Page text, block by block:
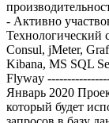
- Активно
Технологический
Consul, jMeter,
Kibana, MS SQL
Flyway
Январь 2020
который будет